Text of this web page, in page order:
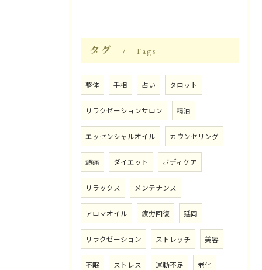
タグ Tags
整体 手相 占い タロット
リラクゼーションサロン 精油
エッセンシャルオイル カウンセリング
頭痛 ダイエット ボディケア
リラックス メンテナンス
アロマオイル 疲労回復 延岡
リラクゼーション ストレッチ 美容
不眠 ストレス 運動不足 老化